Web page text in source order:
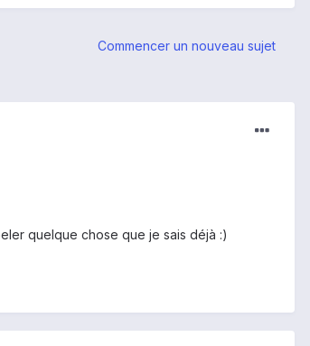
Commencer un nouveau sujet
quelque chose que je sais déjà :)